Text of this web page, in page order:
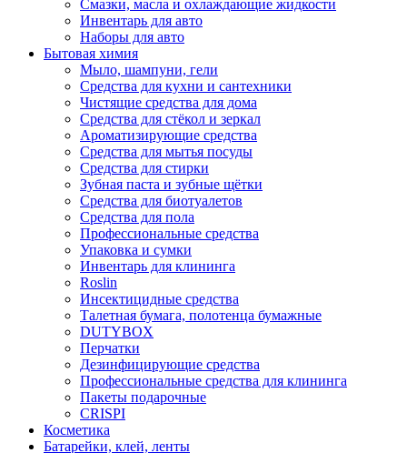
Смазки, масла и охлаждающие жидкости
Инвентарь для авто
Наборы для авто
Бытовая химия
Мыло, шампуни, гели
Средства для кухни и сантехники
Чистящие средства для дома
Средства для стёкол и зеркал
Ароматизирующие средства
Средства для мытья посуды
Средства для стирки
Зубная паста и зубные щётки
Средства для биотуалетов
Средства для пола
Профессиональные средства
Упаковка и сумки
Инвентарь для клининга
Roslin
Инсектицидные средства
Талетная бумага, полотенца бумажные
DUTYBOX
Перчатки
Дезинфицирующие средства
Профессиональные средства для клининга
Пакеты подарочные
CRISPI
Косметика
Батарейки, клей, ленты